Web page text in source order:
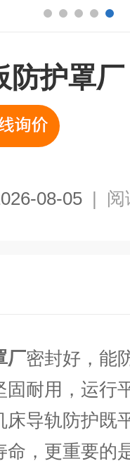
防护罩厂
08-05 | 阅
厂密封好，能
固耐用，运行
床导轨防护既
命，更重要的